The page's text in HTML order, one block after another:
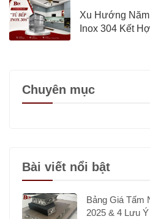
Xu Hướng
Inox 304 Kết
Chuyên mục
Bài viết nổi bật
Bảng Giá Tấm
2025 & 4 Lưu